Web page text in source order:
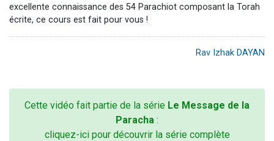
excellente connaissance des 54 Parachiot composant la Torah
écrite, ce cours est fait pour vous !
Rav Izhak DAYAN
Cette vidéo fait partie de la série Le Message de la
Paracha :
cliquez-ici pour découvrir la série complète